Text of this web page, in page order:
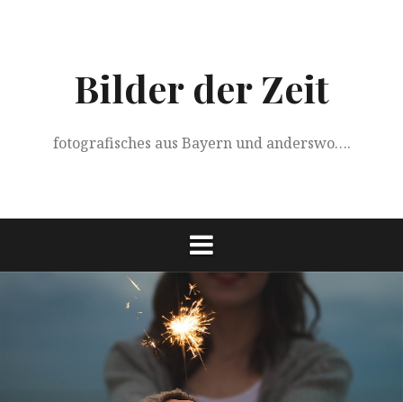
Bilder der Zeit
fotografisches aus Bayern und anderswo….